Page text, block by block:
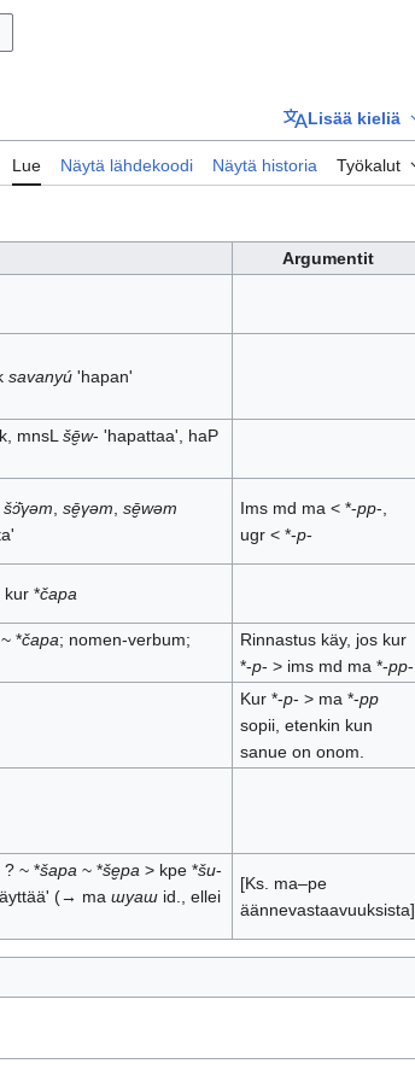
Lisää kieliä
Lue Näytä lähdekoodi Näytä historia Työkalut
Argumentit
savanyú'hapan'
mnsL šē̮w- 'hapattaa', haP
šɔ̈̄γəm sē̮γəm sē̮wəm
Ims md ma < *-pp-,
ugr < *-p-
kur *čapa
*čapa; nomen-verbum;
Rinnastus käy, jos kur
*-p- > ims md ma *-pp-
Kur *-p- > ma *-pp
sopii, etenkin kun
sanue on onom.
? ~ *šapa ~ *še̮pa > kpe *šu-
(→ ma шуашid., ellei
[Ks. ma–pe
äännevastaavuuksista]